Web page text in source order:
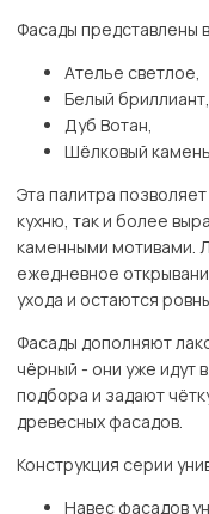
Фасады представлены
Ателье светлое,
Белый бриллиант,
Дуб Вотан,
Шёлковый
Эта палитра
кухню, так и более
каменными
ежедневное
ухода и остаются
Фасады дополняют
чёрный - они уже идут
подбора и задают
древесных фасадов.
Конструкция серии
Навес фасадов